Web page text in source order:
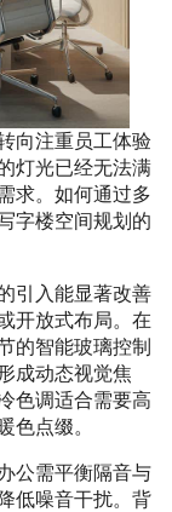
向注重员工体验
灯光已经无法满
求。如何通过多
字楼空间规划的
引入能显著改善
开放式布局。在
的智能玻璃控制
成动态视觉焦
色调适合需要高
色点缀。
公需平衡隔音与
低噪音干扰。背